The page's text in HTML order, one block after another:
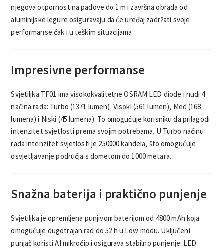
njegova otpornost na padove do 1 m i završna obrada od
aluminijske legure osiguravaju da će uređaj zadržati svoje
performanse čak i u teškim situacijama.
Impresivne performanse
Svjetiljka TF01 ima visokokvalitetne OSRAM LED diode i nudi 4
načina rada: Turbo (1371 lumen), Visoki (561 lumen), Med (168
lumena) i Niski (45 lumena). To omogućuje korisniku da prilagodi
intenzitet svjetlosti prema svojim potrebama. U Turbo načinu
rada intenzitet svjetlosti je 250000 kandela, što omogućuje
osvjetljavanje područja s dometom do 1000 metara.
Snažna baterija i praktično punjenje
Svjetiljka je opremljena punjivom baterijom od 4800 mAh koja
omogućuje dugotrajan rad do 52 h u Low modu. Uključeni
punjač koristi AI mikročip i osigurava stabilno punjenje. LED